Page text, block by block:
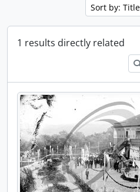
Sort by: Title
1 results directly related